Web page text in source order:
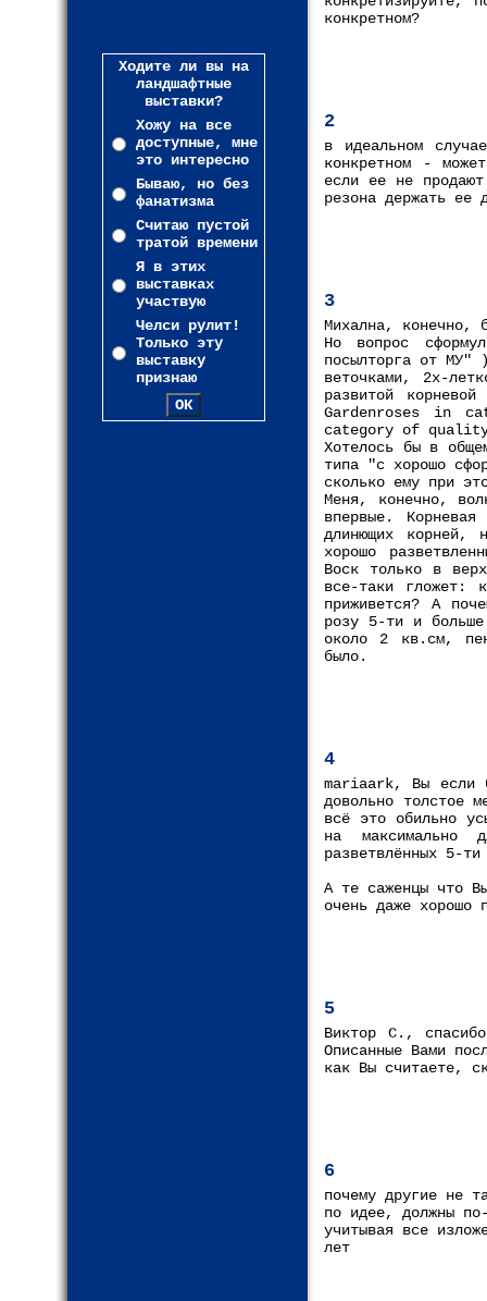
Ходите ли вы на
ландшафтные
выставки?
Хожу на все
доступные, мне
это интересно
Бываю, но без
фанатизма
Считаю пустой
тратой времени
Я в этих
выставках
участвую
Челси рулит!
Только эту
выставку
признаю
конкретном?
2
в идеальном
конкретном -
если ее не
резона держать ее
3
Михална, конечно,
Но вопрос
посылторга от МУ"
веточками, 2х-
развитой
Gardenroses in
category of
Хотелось бы в
типа "с хорошо
сколько ему при
Меня, конечно,
впервые.
длинющих
хорошо
Воск только в
все-таки гложет:
приживется? А
розу 5-ти и
около 2 кв.см,
было.
4
mariaark, Вы если
довольно толстое
всё это обильно
на максимально
разветвлённых 5-
А те саженцы что
очень даже
5
Виктор С.,
Описанные Вами
как Вы считаете,
6
почему другие не
по идее, должны
учитывая все
лет